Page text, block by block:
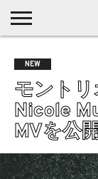
MUSIC
LATEST
POSTS
SPOTLIGHT
NYP
/ DL
DISCOVERY
POP
ALTERNATIVE
ELECTRONIC
SSW
PSYCH
NEW
モント
Nicole
MVを公